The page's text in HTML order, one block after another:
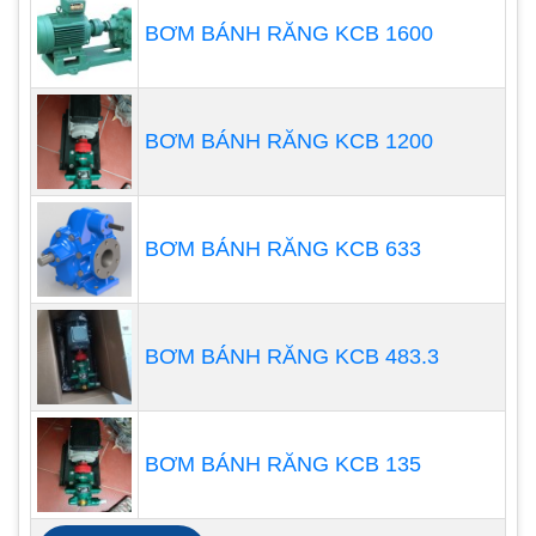
Bơm đường ống và van
Các đường ống phải được thiết kế để chịu được
áp suất tối đa. Đối với bơm hút và đường ống xả
phải được hỗ trợ độc lập với máy bơm để đảm bảo
rằng các tải trọng đường ống của bơm được giảm
thiểu trong quá trình hoạt động và không vượt quá
BƠM BÁNH RĂNG KCB 1600
BƠM BÁNH RĂNG KCB 1200
BƠM BÁNH RĂNG KCB 633
BƠM BÁNH RĂNG KCB 483.3
BƠM BÁNH RĂNG KCB 135